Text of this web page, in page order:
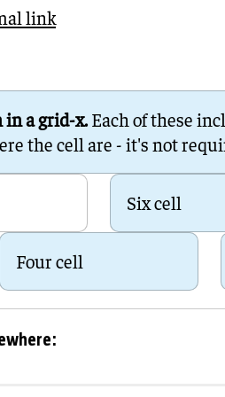
link
in a grid-x.Each of these
the cell are - it's not
Six cell
Four cell